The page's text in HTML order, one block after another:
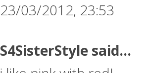
23/03/2012, 23:53
S4SisterStyle said...